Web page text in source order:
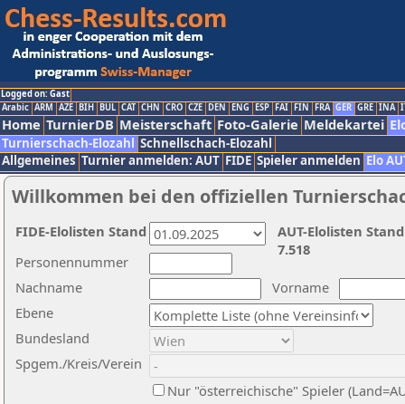
Logged on: Gast
Arabic ARM AZE BIH BUL CAT CHN CRO CZE DEN ENG ESP FAI FIN FRA GER GRE INA
Home TurnierDB Meisterschaft Foto-Galerie Meldekartei
Turnierschach-Elozahl Schnellschach-Elozahl
Allgemeines Turnier anmelden: AUT FIDE Spieler anmelden Elo
Willkommen bei den offiziellen
Nachname
Vorname
Ebene
Personennummer
Bundesland
Spgem./Kreis/Verein
Nur "österreichische" Spieler
AUT-Elolisten
7.518
FIDE-Elolisten Stand